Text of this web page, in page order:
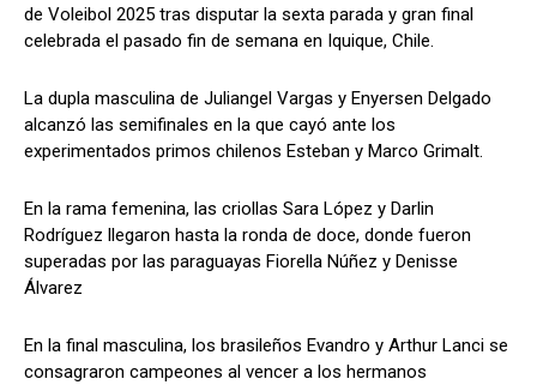
de Voleibol 2025 tras disputar la sexta parada y gran final
celebrada el pasado fin de semana en Iquique, Chile.
La dupla masculina de Juliangel Vargas y Enyersen Delgado
alcanzó las semifinales en la que cayó ante los
experimentados primos chilenos Esteban y Marco Grimalt.
En la rama femenina, las criollas Sara López y Darlin
Rodríguez llegaron hasta la ronda de doce, donde fueron
superadas por las paraguayas Fiorella Núñez y Denisse
Álvarez
En la final masculina, los brasileños Evandro y Arthur Lanci se
consagraron campeones al vencer a los hermanos